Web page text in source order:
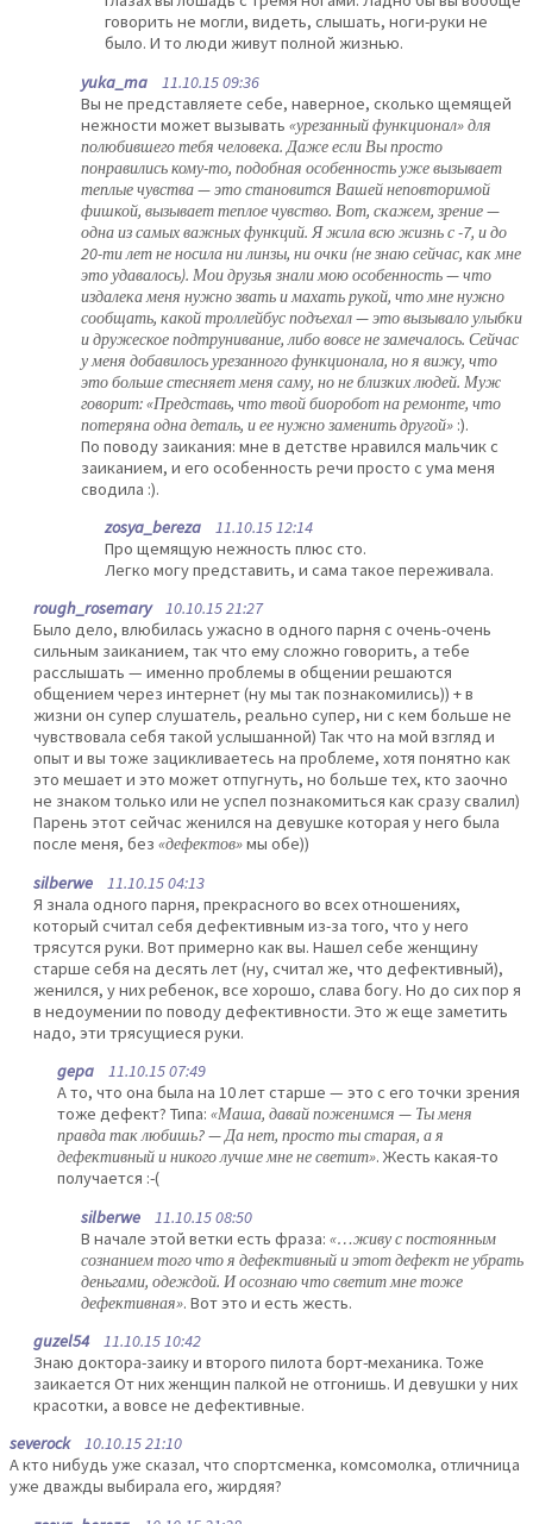
говорить не могли, видеть, слышать, ноги-руки не
было. И то люди живут полной жизнью.
yuka_ma 11.10.15 09:36
Вы не представляете себе, наверное, сколько щемящей
нежности может вызывать «урезанный функционал» для
полюбившего тебя человека. Даже если Вы просто
понравились кому-то, подобная особенность уже вызывает
теплые чувства — это становится Вашей неповторимой
фишкой, вызывает теплое чувство. Вот, скажем, зрение —
одна из самых важных функций. Я жила всю жизнь с -7, и до
20-ти лет не носила ни линзы, ни очки (не знаю сейчас, как мне
это удавалось). Мои друзья знали мою особенность — что
издалека меня нужно звать и махать рукой, что мне нужно
сообщать, какой троллейбус подъехал — это вызывало улыбки
и дружеское подтрунивание, либо вовсе не замечалось. Сейчас
у меня добавилось урезанного функционала, но я вижу, что
это больше стесняет меня саму, но не близких людей. Муж
говорит: «Представь, что твой биоробот на ремонте, что
потеряна одна деталь, и ее нужно заменить другой» :).
По поводу заикания: мне в детстве нравился мальчик с
заиканием, и его особенность речи просто с ума меня
сводила :).
zosya_bereza 11.10.15 12:14
Про щемящую нежность плюс сто.
Легко могу представить, и сама такое переживала.
rough_rosemary10.10.15 21:27
Было дело, влюбилась ужасно в одного парня с очень-очень
сильным заиканием, так что ему сложно говорить, а тебе
расслышать — именно проблемы в общении решаются
общением через интернет (ну мы так познакомились)) + в
жизни он супер слушатель, реально супер, ни с кем больше не
чувствовала себя такой услышанной) Так что на мой взгляд и
опыт и вы тоже зацикливаетесь на проблеме, хотя понятно как
это мешает и это может отпугнуть, но больше тех, кто заочно
не знаком только или не успел познакомиться как сразу свалил)
Парень этот сейчас женился на девушке которая у него была
после меня, без «дефектов»мы обе))
silberwe 11.10.15 04:13
Я знала одного парня, прекрасного во всех отношениях,
который считал себя дефективным из-за того, что у него
трясутся руки. Вот примерно как вы. Нашел себе женщину
старше себя на десять лет (ну, считал же, что дефективный),
женился, у них ребенок, все хорошо, слава богу. Но до сих пор я
в недоумении по поводу дефективности. Это ж еще заметить
надо, эти трясущиеся руки.
gepa 11.10.15 07:49
А то, что она была на 10 лет старше — это с его точки зрения
тоже дефект? Типа: «Маша, давай поженимся — Ты меня
правда так любишь? — Да нет, просто ты старая, а я
дефективный и никого лучше мне не светит». Жесть какая-то
получается :-(
silberwe 11.10.15 08:50
В начале этой ветки есть фраза: «…живу с постоянным
сознанием того что я дефективный и этот дефект не убрать
деньгами, одеждой. И осознаю что светит мне тоже
дефективная». Вот это и есть жесть.
guzel54 11.10.15 10:42
Знаю доктора-заику и второго пилота борт-механика. Тоже
заикается От них женщин палкой не отгонишь. И девушки у них
красотки, а вовсе не дефективные.
severock10.10.15 21:10
А кто нибудь уже сказал, что спортсменка, комсомолка, отличница
уже дважды выбирала его, жирдяя?